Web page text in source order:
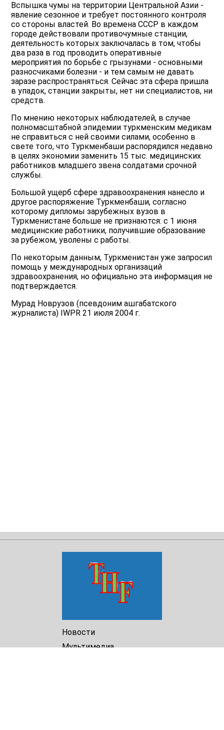
Вспышка чумы на территории Центральной Азии -
явление сезонное и требует постоянного контроля
со стороны властей. Во времена СССР в каждом
городе действовали противочумные станции,
деятельность которых заключалась в том, чтобы
два раза в год проводить оперативные
мероприятия по борьбе с грызунами - основными
разносчиками болезни - и тем самым не давать
заразе распространяться. Сейчас эта сфера пришла
в упадок, станции закрыты, нет ни специалистов, ни
средств.
По мнению некоторых наблюдателей, в случае
полномасштабной эпидемии туркменским медикам
не справиться с ней своими силами, особенно в
свете того, что Туркменбаши распорядился недавно
в целях экономии заменить 15 тыс. медицинских
работников младшего звена солдатами срочной
службы.
Большой ущерб сфере здравоохранения нанесло и
другое распоряжение Туркменбаши, согласно
которому дипломы зарубежных вузов в
Туркменистане больше не признаются: с 1 июня
медицинские работники, получившие образование
за рубежом, уволены с работы.
По некоторым данным, Туркменистан уже запросил
помощь у международных организаций
здравоохранения, но официально эта информация не
подтверждается.
Мурад Новрузов (псевдоним ашгабатского
журналиста) IWPR 21 июля 2004 г.
Новости
Мультимедиа